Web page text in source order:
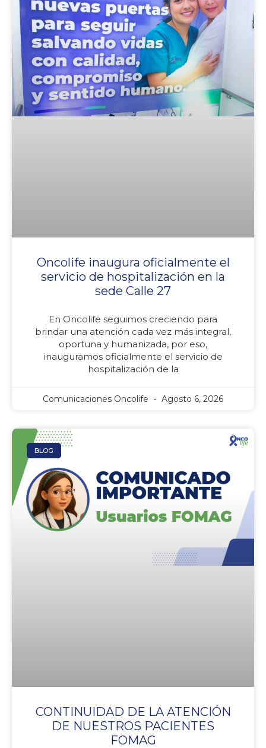
Oncolife inaugura oficialmente el
servicio de hospitalización en la
sede Calle 27
En Oncolife seguimos creciendo para
brindar una atención cada vez más integral,
oportuna y humanizada, por eso,
inauguramos oficialmente el servicio de
hospitalización de la
Comunicaciones Oncolife Agosto 6, 2026
BLOG
CONTINUIDAD DE LA ATENCIÓN
DE NUESTROS PACIENTES
FOMAG